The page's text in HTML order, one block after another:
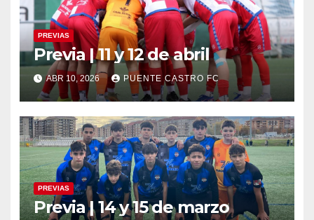
PREVIAS
Previa | 11 y 12 de abril
ABR 10, 2026 PUENTE CASTRO FC
PREVIAS
Previa | 14 y 15 de marzo